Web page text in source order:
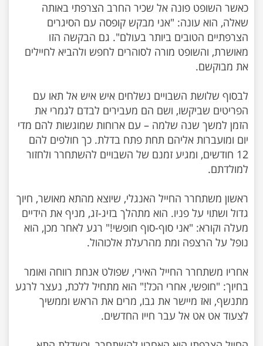
כאשר השופט פונה אל שכיר החרב הצרפתי באותה
שאלה, הוא עונה: "אני מבקש קופסה עם הסיגרים
הצרפתיים הטובים ביותר בעולם". גם הבקשה הזו
מאושרת, והשופט מורה לסוהרים לחפש ולהביא לחיילים
לבסוף שלושת השבויים נשלחים איש איש אל תאו עם
הפריטים שביקשו, ושם הם מעבירים לבדם לגמרי את
הזמן למשך שנה שלמה – עם ארוחות שמוגשות להם מדי
יום ומועברות אליהם תחת פתח בדלת. כך חולפים להם
12 חודשים, ומגיע זמנם של השבויים להשתחרר ולחזור
ראשון משתחרר החייל האנגלי, שיוצא מהתא מאושר, חיוך
גדול ושתוי על פניו. הוא מתהלך בזיג-זג, מניף את הידיים
מעלה וקורא: "אני סוף-סוף חופשי!" רגע לאחר מכן, הוא
אחריו משתחרר החייל האירי, שפולט אנחת רווחה ואומר
בחיוך: "חופשי, אחרי הכל!" הוא מתחיל ללכת, נעצר לרגע
מתנשף, ואז מיישר את גבו, מרים את הראש וממשיך